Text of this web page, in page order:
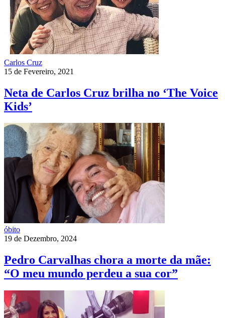
Carlos Cruz
15 de Fevereiro, 2021
Neta de Carlos Cruz brilha no ‘The Voice
Kids’
óbito
19 de Dezembro, 2024
Pedro Carvalhas chora a morte da mãe:
“O meu mundo perdeu a sua cor”